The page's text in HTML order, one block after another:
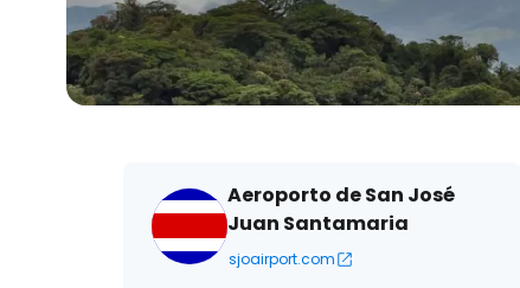
Aeroporto de San José
Juan Santamaria
sjoairport.com